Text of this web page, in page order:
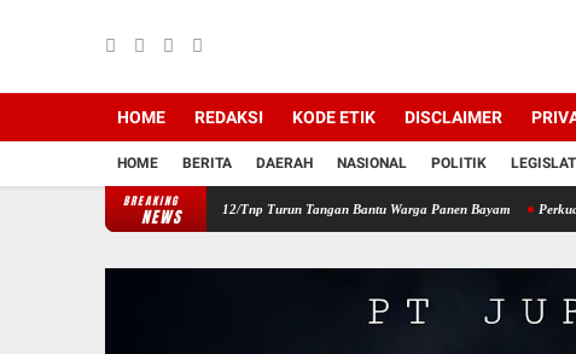
HOME REDAKSI KODE ETIK DISCLAIMER
HOME BERITA DAERAH NASIONAL POLITIK
BREAKING
NEWS
Babinsa Koramil 12/Tnp Turun Tangan Bantu Warga Panen Bayam Perkuat Sinergi